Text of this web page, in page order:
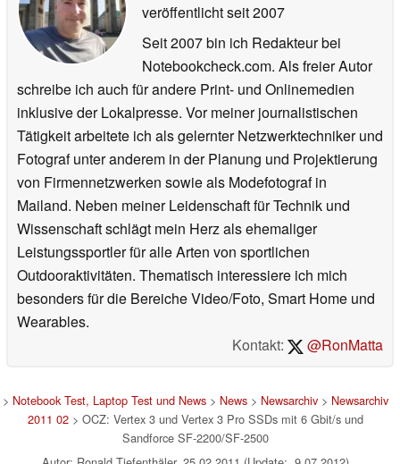
veröffentlichtseit 2007
Seit 2007 bin ich Redakteur bei
Notebookcheck.com. Als freier Autor
schreibe ich auch für andere Print- und Onlinemedien
inklusive der Lokalpresse. Vor meiner journalistischen
Tätigkeit arbeitete ich als gelernter Netzwerktechniker und
Fotograf unter anderem in der Planung und Projektierung
von Firmennetzwerken sowie als Modefotograf in
Mailand. Neben meiner Leidenschaft für Technik und
Wissenschaft schlägt mein Herz als ehemaliger
Leistungssportler für alle Arten von sportlichen
Outdooraktivitäten. Thematisch interessiere ich mich
besonders für die Bereiche Video/Foto, Smart Home und
Wearables.
Kontakt:
@RonMatta
> Notebook Test, Laptop Test und News > News > Newsarchiv > Newsarchiv
2011 02 > OCZ: Vertex 3 und Vertex 3 Pro SSDs mit 6 Gbit/s und
Sandforce SF-2200/SF-2500